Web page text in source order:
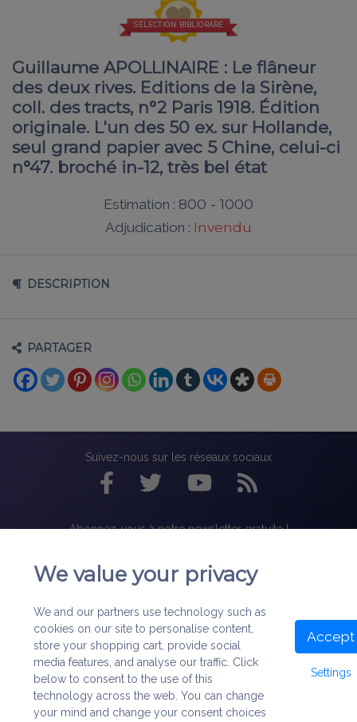
SÉLECTION BIBLIORARE
Guillaume APOLLINAIRE : Le flâneur
des deux rives. Editions de la Sirène,
coll. des tracts, n°2 Paris 1918. Édition
originale. L'un des 50 ex. sur Hollande,
seul grand papier avec 5 Chine, celui-ci
n°47. broché in-12, très bel état
Estimation : 800 - 1000
Adjudication : Invendu
DESCRIPTION
PARTAGER
Suivez-nous sur les réseaux sociaux
Abonnez-vous à notre newsletter gratuite !
À Propos | Nous contacter | Mentions légales | Politique de
confidentialité | Cookies | Plan du site
© 1999-2022Association Bibliorare. Tous droits réservés.
Les Matériaux et Services de ce site (iconographie, textes) sont
protégés par les lois sur les droits d'auteur et/ou la propriété
intellectuelle.
We value your privacy
We and our partners use technology such as
cookies on our site to personalise content,
store your shopping cart, provide social
media features, and analyse our traffic. Click
below to consent to the use of this
technology across the web. You can change
your mind and change your consent choices
Accept
Settings